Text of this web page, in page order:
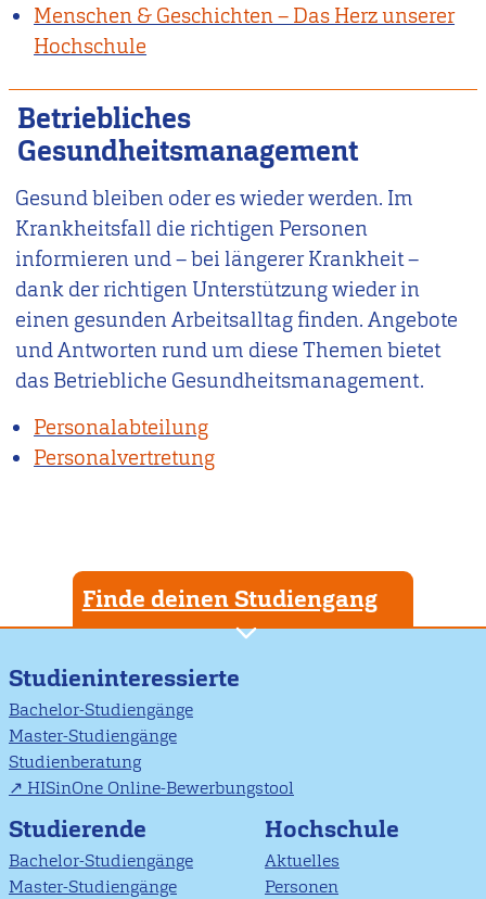
Menschen & Geschichten – Das Herz unserer
Hochschule
Betriebliches
Gesundheitsmanagement
Gesund bleiben oder es wieder werden. Im
Krankheitsfall die richtigen Personen
informieren und – bei längerer Krankheit –
dank der richtigen Unterstützung wieder in
einen gesunden Arbeitsalltag finden. Angebote
und Antworten rund um diese Themen bietet
das Betriebliche Gesundheitsmanagement.
Personalabteilung
Personalvertretung
Finde deinen Studiengang
Studieninteressierte
Bachelor-Studiengänge
Master-Studiengänge
Studienberatung
HISinOne Online-Bewerbungstool
Studierende
Bachelor-Studiengänge
Master-Studiengänge
Hochschule
Aktuelles
Personen